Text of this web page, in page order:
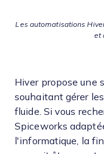
Les automatisations
et
Hiver propose une
souhaitant gérer
fluide. Si vous
Spiceworks
l'informatique, la